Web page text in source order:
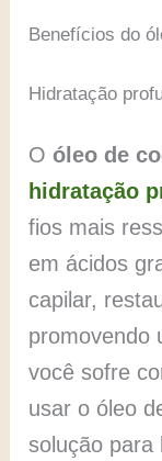
Benefícios do
Hidratação
Oóleo de
hidratação
fios mais
em ácidos
capilar,
promovendo
você sofre
usar o óleo
solução para